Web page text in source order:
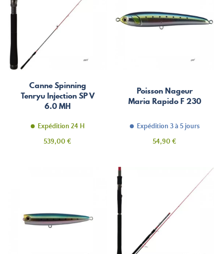
Canne Spinning
Tenryu Injection SP V
6.0 MH
Expédition 24 H
Prix
539,00 €
Poisson Nageur
Maria Rapido F 230
Expédition 3 à 5 jours
Prix
54,90 €